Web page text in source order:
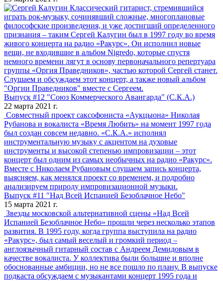
Классический гитарист, стремившийся
играть рок-музыку, сочинявший сложные, многоплановые
философские произведения, и уже достигший определенного
признания – таким Сергей Калугин был в 1997 году во время
живого концерта на радио «Ракурс». Он исполнил новые
вещи, не входившие в альбом Nigredo, которые спустя
немного времени лягут в основу первоначального репертуара
группы «Оргия Праведников», частью которой Сергей станет.
Слушаем и обсуждаем этот концерт, а также новый альбом
"Оргии Праведников" вместе с Сергеем.
Выпуск #12 "Союз Коммерческого Авангарда" (С.К.А.)
22 марта 2021 г.
Совместный проект саксофониста «Аукцыона» Николая
Рубанова и вокалиста «Время Любить» на момент 1997 года
был создан совсем недавно. «С.К.А.» исполнял
инструментальную музыку с акцентом на духовые
инструменты и высокой степенью импровизации – этот
концерт был одним из самых необычных на радио «Ракурс».
Вместе с Николаем Рубановым слушаем запись концерта,
выясняем, как менялся проект со временем, и подробно
анализируем природу импровизационной музыки.
Выпуск #11 "Над Всей Испанией Безоблачное Небо"
15 марта 2021 г.
Звезды московской альтернативной сцены «Над Всей
Испанией Безоблачное Небо» прошли через несколько этапов
развития. В 1995 году, когда группа выступила на радио
«Ракурс», был самый веселый и громкий период –
англоязычный гитарный состав с Андреем Демидовым в
качестве вокалиста. У коллектива были большие и вполне
обоснованные амбиции, но не все пошло по плану. В выпуске
подкаста обсуждаем с музыкантами концерт 1995 года и